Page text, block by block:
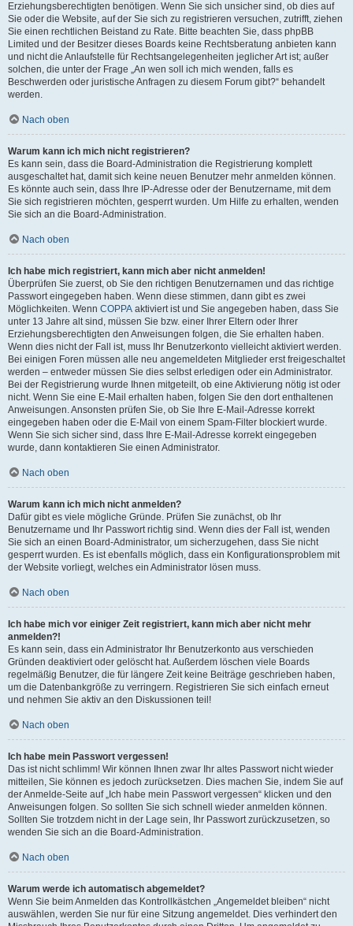
Erziehungsberechtigten benötigen. Wenn Sie sich unsicher sind, ob dies auf
Sie oder die Website, auf der Sie sich zu registrieren versuchen, zutrifft, ziehen
Sie einen rechtlichen Beistand zu Rate. Bitte beachten Sie, dass phpBB
Limited und der Besitzer dieses Boards keine Rechtsberatung anbieten kann
und nicht die Anlaufstelle für Rechtsangelegenheiten jeglicher Art ist; außer
solchen, die unter der Frage „An wen soll ich mich wenden, falls es
Beschwerden oder juristische Anfragen zu diesem Forum gibt?“ behandelt
werden.
Nach oben
Warum kann ich mich nicht registrieren?
Es kann sein, dass die Board-Administration die Registrierung komplett
ausgeschaltet hat, damit sich keine neuen Benutzer mehr anmelden können.
Es könnte auch sein, dass Ihre IP-Adresse oder der Benutzername, mit dem
Sie sich registrieren möchten, gesperrt wurden. Um Hilfe zu erhalten, wenden
Sie sich an die Board-Administration.
Nach oben
Ich habe mich registriert, kann mich aber nicht anmelden!
Überprüfen Sie zuerst, ob Sie den richtigen Benutzernamen und das richtige
Passwort eingegeben haben. Wenn diese stimmen, dann gibt es zwei
Möglichkeiten. Wenn COPPA aktiviert ist und Sie angegeben haben, dass Sie
unter 13 Jahre alt sind, müssen Sie bzw. einer Ihrer Eltern oder Ihrer
Erziehungsberechtigten den Anweisungen folgen, die Sie erhalten haben.
Wenn dies nicht der Fall ist, muss Ihr Benutzerkonto vielleicht aktiviert werden.
Bei einigen Foren müssen alle neu angemeldeten Mitglieder erst freigeschaltet
werden – entweder müssen Sie dies selbst erledigen oder ein Administrator.
Bei der Registrierung wurde Ihnen mitgeteilt, ob eine Aktivierung nötig ist oder
nicht. Wenn Sie eine E-Mail erhalten haben, folgen Sie den dort enthaltenen
Anweisungen. Ansonsten prüfen Sie, ob Sie Ihre E-Mail-Adresse korrekt
eingegeben haben oder die E-Mail von einem Spam-Filter blockiert wurde.
Wenn Sie sich sicher sind, dass Ihre E-Mail-Adresse korrekt eingegeben
wurde, dann kontaktieren Sie einen Administrator.
Nach oben
Warum kann ich mich nicht anmelden?
Dafür gibt es viele mögliche Gründe. Prüfen Sie zunächst, ob Ihr
Benutzername und Ihr Passwort richtig sind. Wenn dies der Fall ist, wenden
Sie sich an einen Board-Administrator, um sicherzugehen, dass Sie nicht
gesperrt wurden. Es ist ebenfalls möglich, dass ein Konfigurationsproblem mit
der Website vorliegt, welches ein Administrator lösen muss.
Nach oben
Ich habe mich vor einiger Zeit registriert, kann mich aber nicht mehr
anmelden?!
Es kann sein, dass ein Administrator Ihr Benutzerkonto aus verschieden
Gründen deaktiviert oder gelöscht hat. Außerdem löschen viele Boards
regelmäßig Benutzer, die für längere Zeit keine Beiträge geschrieben haben,
um die Datenbankgröße zu verringern. Registrieren Sie sich einfach erneut
und nehmen Sie aktiv an den Diskussionen teil!
Nach oben
Ich habe mein Passwort vergessen!
Das ist nicht schlimm! Wir können Ihnen zwar Ihr altes Passwort nicht wieder
mitteilen, Sie können es jedoch zurücksetzen. Dies machen Sie, indem Sie auf
der Anmelde-Seite auf „Ich habe mein Passwort vergessen“ klicken und den
Anweisungen folgen. So sollten Sie sich schnell wieder anmelden können.
Sollten Sie trotzdem nicht in der Lage sein, Ihr Passwort zurückzusetzen, so
wenden Sie sich an die Board-Administration.
Nach oben
Warum werde ich automatisch abgemeldet?
Wenn Sie beim Anmelden das Kontrollkästchen „Angemeldet bleiben“ nicht
auswählen, werden Sie nur für eine Sitzung angemeldet. Dies verhindert den